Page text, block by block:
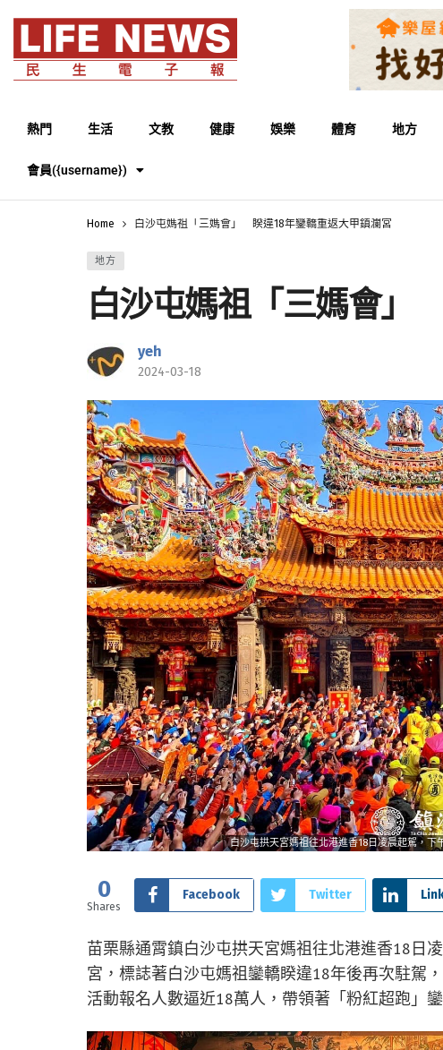
熱門 生活 文教 健康 娛樂 體育 地方
會員({username})
Home 白沙屯媽祖「三媽會」 睽違18年鑾轎重返大甲鎮瀾宮
地方
白沙屯媽祖「三媽會」
yeh
2024-03-18
白沙屯拱天宮媽祖往北港進香18日凌晨起駕，
0
Shares
Facebook Twitter
苗栗縣通霄鎮白沙屯拱天宮媽祖往北港進香18日
宮，標誌著白沙屯媽祖鑾轎睽違18年後再次駐駕
活動報名人數逼近18萬人，帶領著「粉紅超跑」